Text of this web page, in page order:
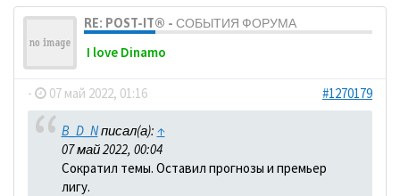
RE: POST-IT® - СОБЫТИЯ ФОРУМА
I love Dinamo
- 07 май 2022, 01:16 #1270179
B_D_Nписал(а): ↑
07 май 2022, 00:04
Сократил темы. Оставил прогнозы и премьер
лигу.